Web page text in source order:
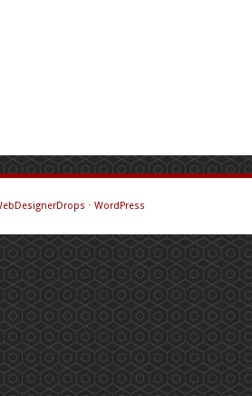
⋅ WordPress